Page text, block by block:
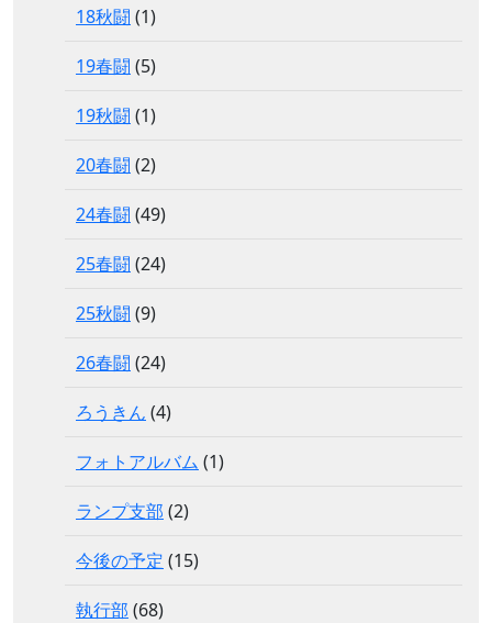
18秋闘 (1)
19春闘 (5)
19秋闘 (1)
20春闘 (2)
24春闘 (49)
25春闘 (24)
25秋闘 (9)
26春闘 (24)
ろうきん (4)
フォトアルバム (1)
ランプ支部 (2)
今後の予定 (15)
執行部 (68)